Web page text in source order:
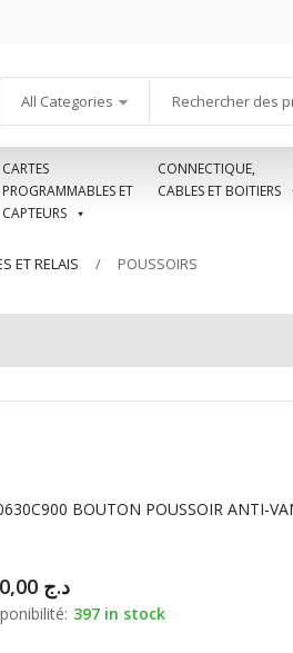
All Categories
CARTES
PROGRAMMABLES ET
CAPTEURS
CONNECTIQUE,
CABLES ET BOITIERS
ET RELAIS POUSSOIRS
د.ج
397 in stock